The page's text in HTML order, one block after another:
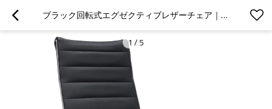
ブラック回転式エグゼクティブレザーチェア｜オフィスプロジェクトや大量注文に最適なクローム製アームレスト付き人間工学に基づいた座席
1 / 5